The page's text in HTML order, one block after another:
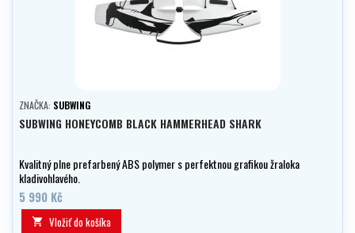
ZNAČKA: SUBWING
SUBWING HONEYCOMB BLACK HAMMERHEAD SHARK
Kvalitný plne prefarbený ABS polymer s perfektnou grafikou žraloka
kladivohlavého.
5 990 Kč
 Vložiť do košíka